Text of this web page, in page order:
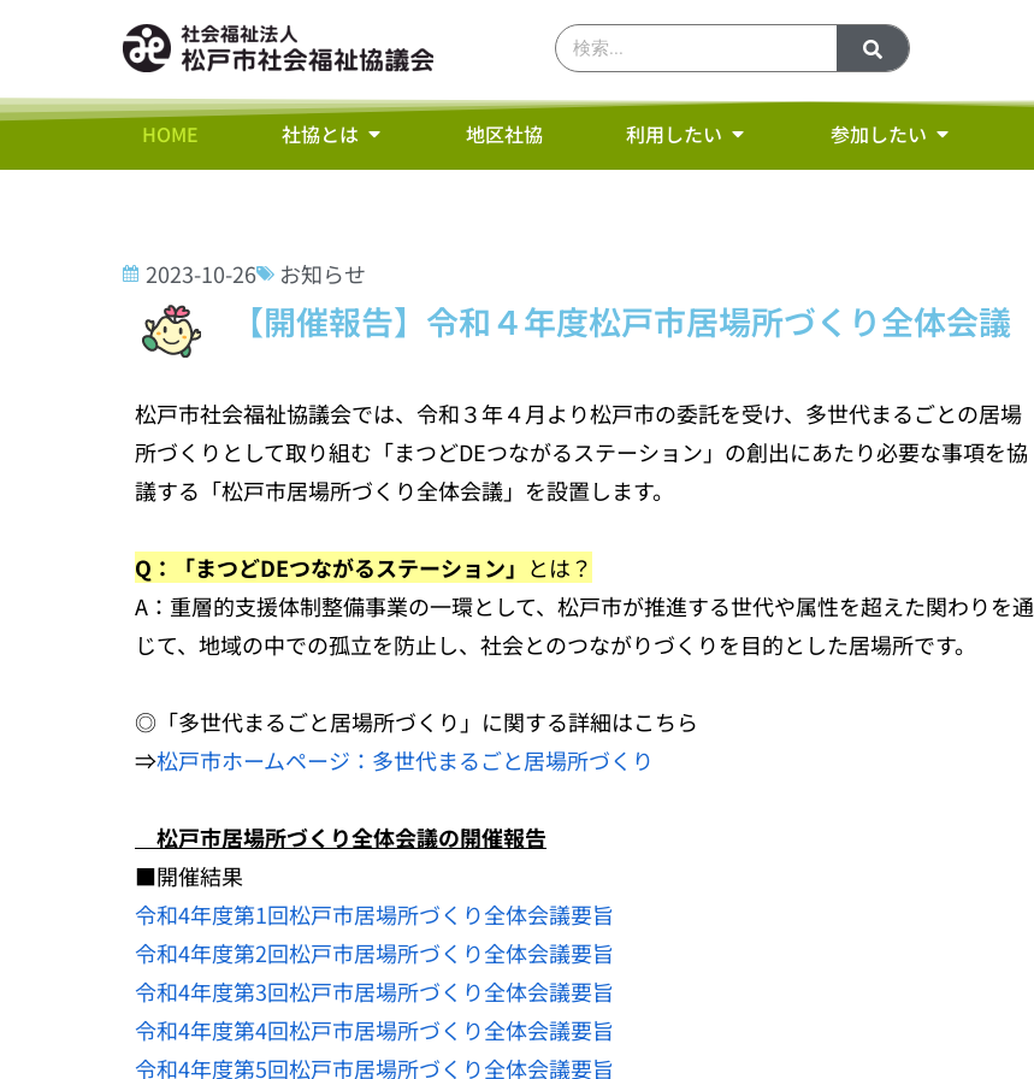
HOME 社協とは 地区社協 利用したい 参加したい
2023-10-26 お知らせ
【開催報告】令和４年度松戸市居場所づくり全体会議
松戸市社会福祉協議会では、令和３年４月より松戸市の委託を受け、多世代まるごとの居場
所づくりとして取り組む「まつどDEつながるステーション」の創出にあたり必要な事項を協
議する「松戸市居場所づくり全体会議」を設置します。
Q：「まつどDEつながるステーション」 とは？
A：重層的支援体制整備事業の一環として、松戸市が推進する世代や属性を超えた関わりを通
じて、地域の中での孤立を防止し、社会とのつながりづくりを目的とした居場所です。
◎「多世代まるごと居場所づくり」に関する詳細はこちら
⇒松戸市ホームページ：多世代まるごと居場所づくり
松戸市居場所づくり全体会議の開催報告
■開催結果
令和4年度第1回松戸市居場所づくり全体会議要旨
令和4年度第2回松戸市居場所づくり全体会議要旨
令和4年度第3回松戸市居場所づくり全体会議要旨
令和4年度第4回松戸市居場所づくり全体会議要旨
令和4年度第5回松戸市居場所づくり全体会議要旨